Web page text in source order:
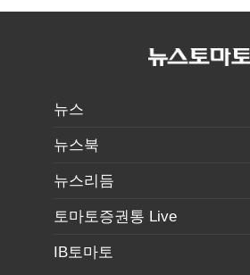
뉴스
뉴스북
뉴스리듬
토마토증권통 Live
IB토마토